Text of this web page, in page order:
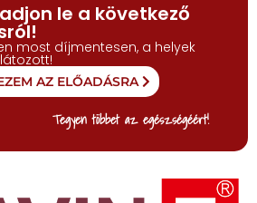
Tegyen többet az egészségéért!
le a következő
most díjmentesen, a helyek
AZ ELŐADÁSRA